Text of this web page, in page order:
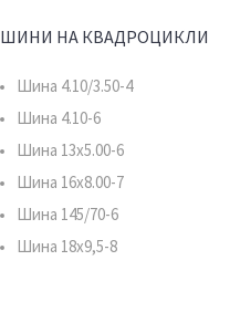
ШИНИ НА КВАДРОЦИКЛИ
Шина 4.10/3.50-4
Шина 4.10-6
Шина 13x5.00-6
Шина 16x8.00-7
Шина 145/70-6
Шина 18x9,5-8